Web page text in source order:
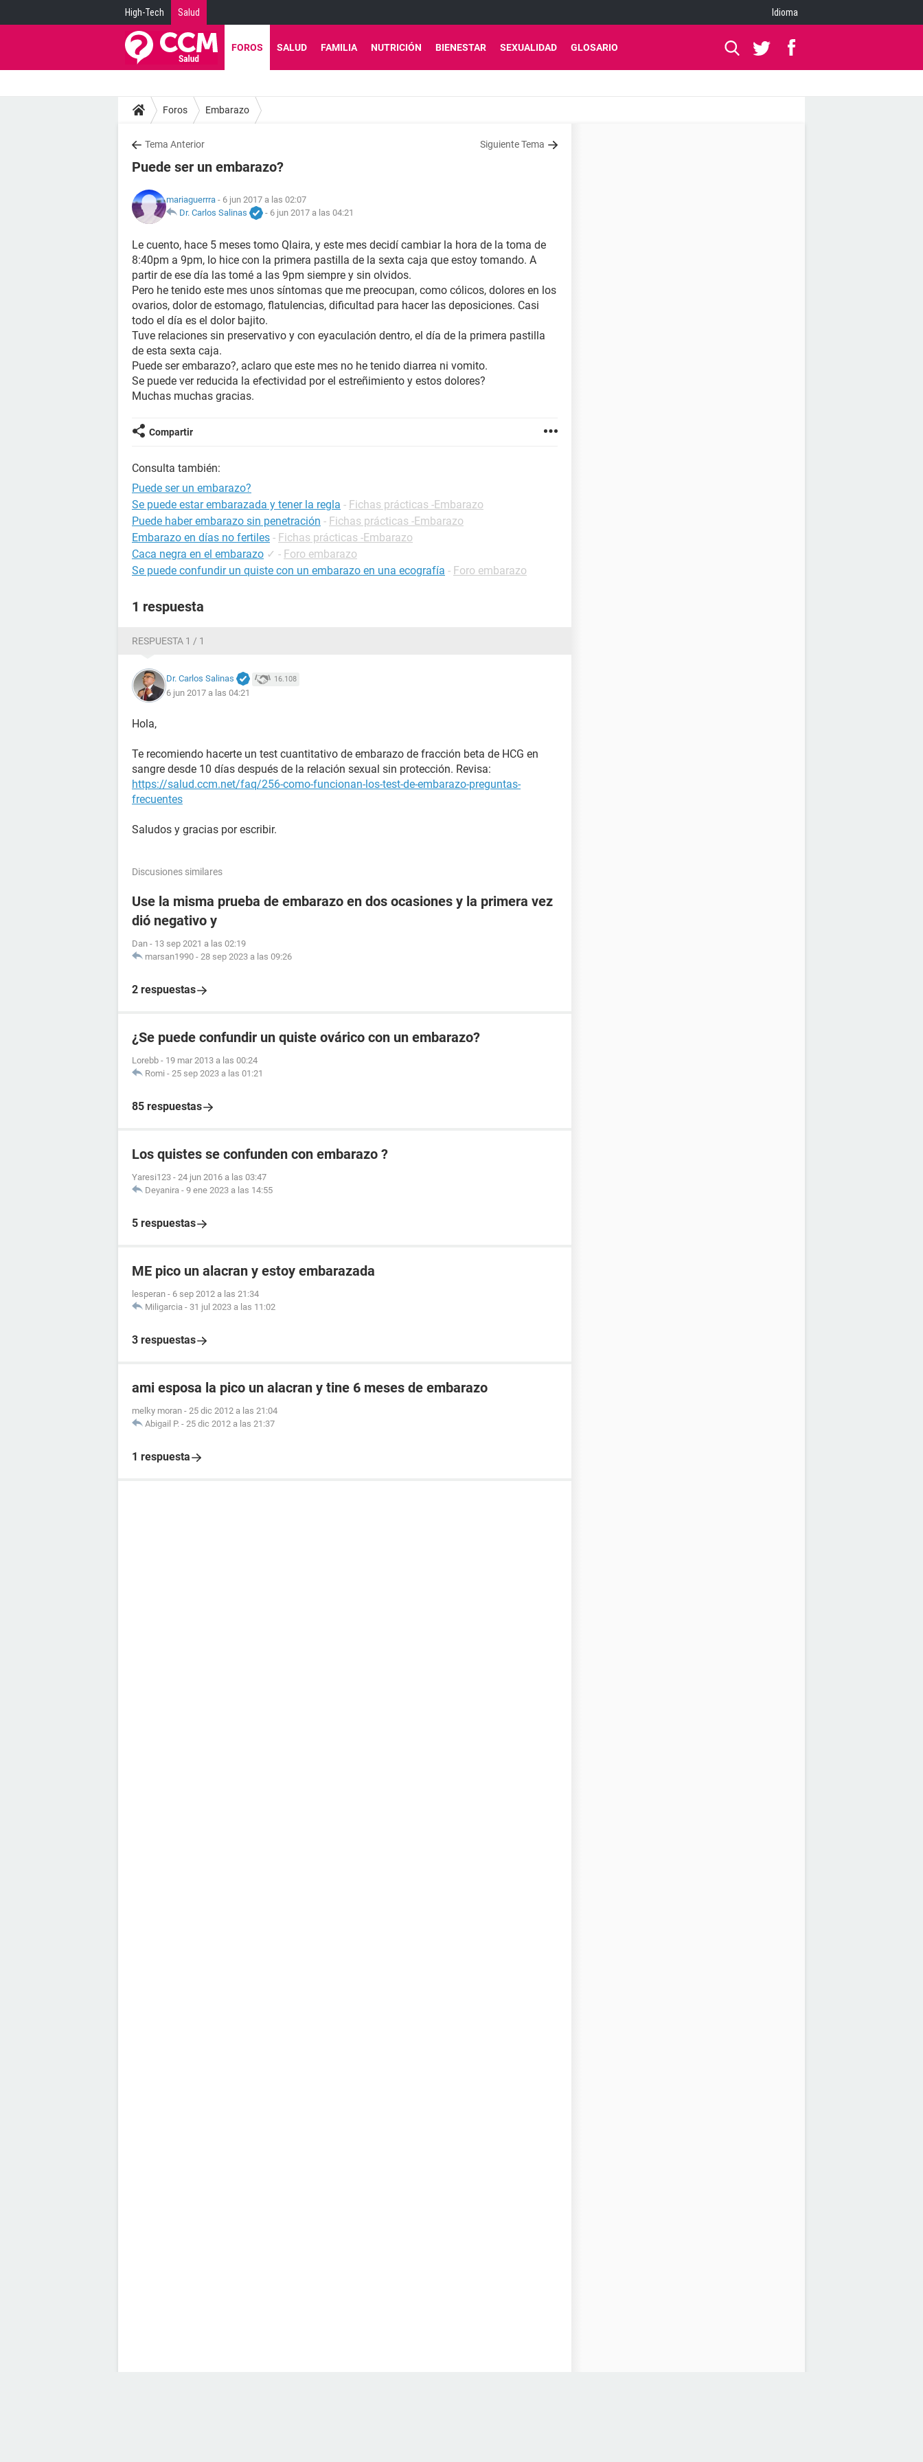
High-Tech Salud Idioma
FOROS SALUD FAMILIA NUTRICIÓN BIENESTAR SEXUALIDAD GLOSARIO
Foros Embarazo
Tema Anterior Siguiente Tema
Puede ser un embarazo?
mariaguerrra - 6 jun 2017 a las 02:07
Dr. Carlos Salinas
- 6 jun 2017 a las 04:21
Le cuento, hace 5 meses tomo Qlaira, y este mes decidí cambiar la hora de la toma de
8:40pm a 9pm, lo hice con la primera pastilla de la sexta caja que estoy tomando. A
partir de ese día las tomé a las 9pm siempre y sin olvidos.
Pero he tenido este mes unos síntomas que me preocupan, como cólicos, dolores en los
ovarios, dolor de estomago, flatulencias, dificultad para hacer las deposiciones. Casi
todo el día es el dolor bajito.
Tuve relaciones sin preservativo y con eyaculación dentro, el día de la primera pastilla
de esta sexta caja.
Puede ser embarazo?, aclaro que este mes no he tenido diarrea ni vomito.
Se puede ver reducida la efectividad por el estreñimiento y estos dolores?
Muchas muchas gracias.
Compartir
Consulta también:
Puede ser un embarazo?
Se puede estar embarazada y tener la regla - Fichas prácticas -Embarazo
Puede haber embarazo sin penetración - Fichas prácticas -Embarazo
Embarazo en días no fertiles - Fichas prácticas -Embarazo
Caca negra en el embarazo ✓ - Foro embarazo
Se puede confundir un quiste con un embarazo en una ecografía - Foro embarazo
1 respuesta
RESPUESTA 1 / 1
Dr. Carlos Salinas 16.108
6 jun 2017 a las 04:21
Hola,
Te recomiendo hacerte un test cuantitativo de embarazo de fracción beta de HCG en
sangre desde 10 días después de la relación sexual sin protección. Revisa:
https://salud.ccm.net/faq/256-como-funcionan-los-test-de-embarazo-preguntas-
frecuentes
Saludos y gracias por escribir.
Discusiones similares
Use la misma prueba de embarazo en dos ocasiones y la primera vez
dió negativo y
Dan - 13 sep 2021 a las 02:19
marsan1990 - 28 sep 2023 a las 09:26
2 respuestas
¿Se puede confundir un quiste ovárico con un embarazo?
Lorebb - 19 mar 2013 a las 00:24
Romi - 25 sep 2023 a las 01:21
85 respuestas
Los quistes se confunden con embarazo ?
Yaresi123 - 24 jun 2016 a las 03:47
Deyanira - 9 ene 2023 a las 14:55
5 respuestas
ME pico un alacran y estoy embarazada
lesperan - 6 sep 2012 a las 21:34
Miligarcia - 31 jul 2023 a las 11:02
3 respuestas
ami esposa la pico un alacran y tine 6 meses de embarazo
melky moran - 25 dic 2012 a las 21:04
Abigail P. - 25 dic 2012 a las 21:37
1 respuesta